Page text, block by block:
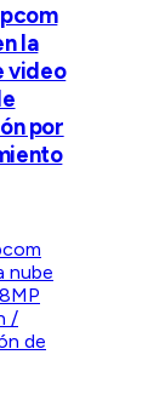
la
video
por